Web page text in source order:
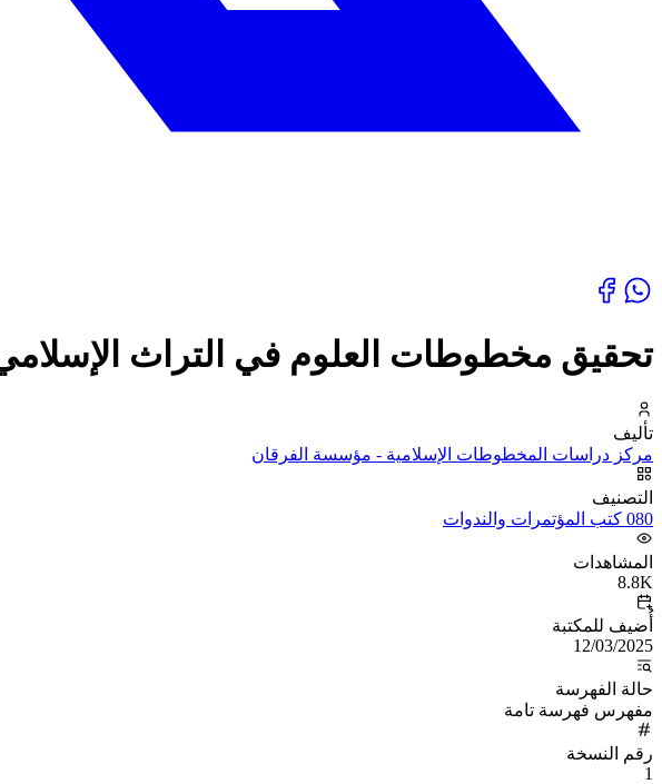
تحقيق مخطوطات العلوم في التراث
تأليف
مركز دراسات المخطوطات الإسلامية - مؤسسة الفرقان
التصنيف
080 كتب المؤتمرات والندوات
المشاهدات
8.8K
أُضيف للمكتبة
12/03/2025
حالة الفهرسة
مفهرس فهرسة تامة
رقم النسخة
1